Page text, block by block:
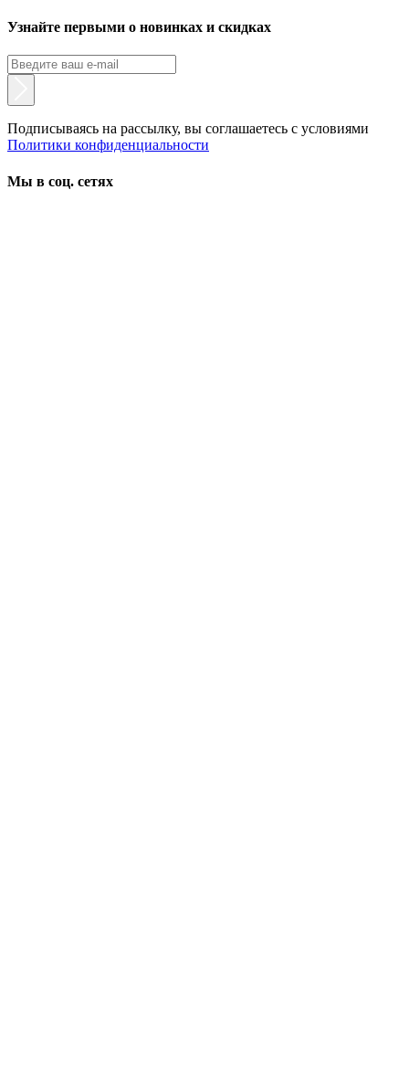
Узнайте первыми о новинках и скидках
Подписываясь на рассылку, вы соглашаетесь с условиями
Политики конфиденциальности
Мы в соц. сетях